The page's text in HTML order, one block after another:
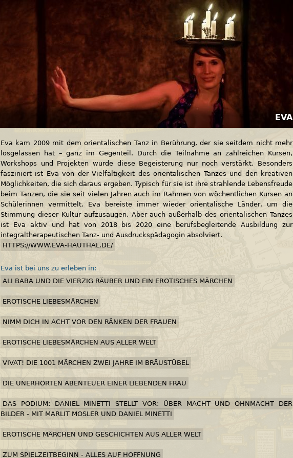
EVA
Eva kam 2009 mit dem orientalischen Tanz in Berührung, der sie seitdem nicht mehr
losgelassen hat – ganz im Gegenteil. Durch die Teilnahme an zahlreichen Kursen,
Workshops und Projekten wurde diese Begeisterung nur noch verstärkt. Besonders
fasziniert ist Eva von der Vielfältigkeit des orientalischen Tanzes und den kreativen
Möglichkeiten, die sich daraus ergeben. Typisch für sie ist ihre strahlende Lebensfreude
beim Tanzen, die sie seit vielen Jahren auch im Rahmen von wöchentlichen Kursen an
Schülerinnen vermittelt. Eva bereiste immer wieder orientalische Länder, um die
Stimmung dieser Kultur aufzusaugen. Aber auch außerhalb des orientalischen Tanzes
ist Eva aktiv und hat von 2018 bis 2020 eine berufsbegleitende Ausbildung zur
integraltherapeutischen Tanz- und Ausdruckspädagogin absolviert.
HTTPS://WWW.EVA-HAUTHAL.DE/
Eva ist bei uns zu erleben in:
ALI BABA UND DIE VIERZIG RÄUBER UND EIN EROTISCHES MÄRCHEN
EROTISCHE LIEBESMÄRCHEN
NIMM DICH IN ACHT VOR DEN RÄNKEN DER FRAUEN
EROTISCHE LIEBESMÄRCHEN AUS ALLER WELT
VIVAT! DIE 1001 MÄRCHEN ZWEI JAHRE IM BRÄUSTÜBEL
DIE UNERHÖRTEN ABENTEUER EINER LIEBENDEN FRAU
DAS PODIUM: DANIEL MINETTI STELLT VOR: ÜBER MACHT UND OHNMACHT DER
BILDER - MIT MARLIT MOSLER UND DANIEL MINETTI
EROTISCHE MÄRCHEN UND GESCHICHTEN AUS ALLER WELT
ZUM SPIELZEITBEGINN - ALLES AUF HOFFNUNG